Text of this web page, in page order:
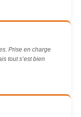
Prise en charge
tout s’est bien